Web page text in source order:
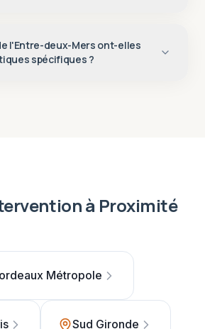
l'Entre-deux-Mers ont-elles
spécifiques ?
à Proximité
Métropole
Sud Gironde